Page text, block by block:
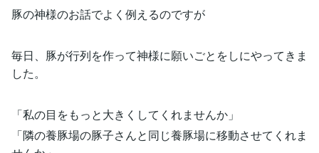
豚の神様のお話でよく例えるのですが
毎日、豚が行列を作って神様に願いごとをしにやってきま
した。
「私の目をもっと大きくしてくれませんか」
「隣の養豚場の豚子さんと同じ養豚場に移動させてくれま